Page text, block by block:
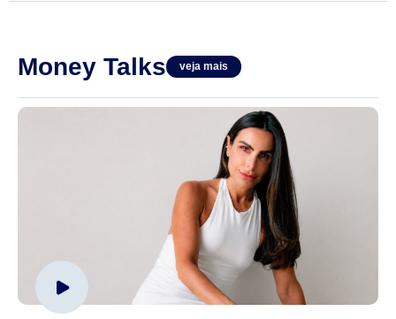
Money Talks veja mais